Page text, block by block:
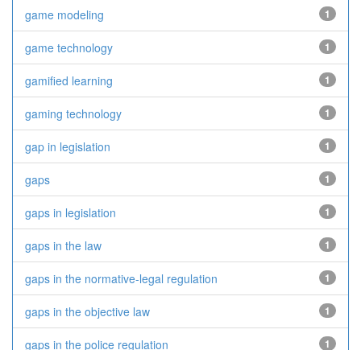
game modeling 1
game technology 1
gamified learning 1
gaming technology 1
gap in legislation 1
gaps 1
gaps in legislation 1
gaps in the law 1
gaps in the normative-legal regulation 1
gaps in the objective law 1
gaps in the police regulation 1